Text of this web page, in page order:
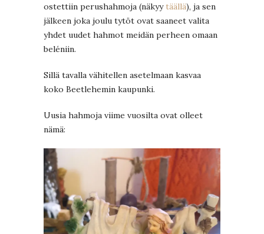
ostettiin perushahmoja (näkyytäällä), ja sen
jälkeen joka joulu tytöt ovat saaneet valita
yhdet uudet hahmot meidän perheen omaan
beléniin.
Sillä tavalla vähitellen asetelmaan kasvaa
koko Beetlehemin kaupunki.
Uusia hahmoja viime vuosilta ovat olleet
nämä: